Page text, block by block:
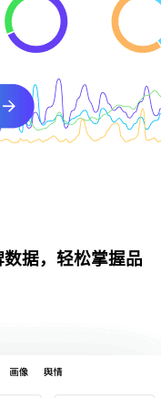
据，轻松掌握品